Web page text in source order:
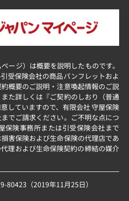
ージ）は概要を説明したものです。
受保険会社の商品パンフレットおよ
概要のご説明・注意喚起情報のご説
た詳しくは『ご契約のしおり（普通
していますので、有限会社 守屋保険
でご請求ください。ご不明な点につ
保険事務所または引受保険会社まで
害保険および生命保険の代理店であ
理および生命保険契約の締結の媒介
80423（2019年11月25日）